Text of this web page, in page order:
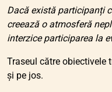
Dacă există participanți
creează o atmosferă
interzice participarea la
Traseul către obiectivele
și pe jos.